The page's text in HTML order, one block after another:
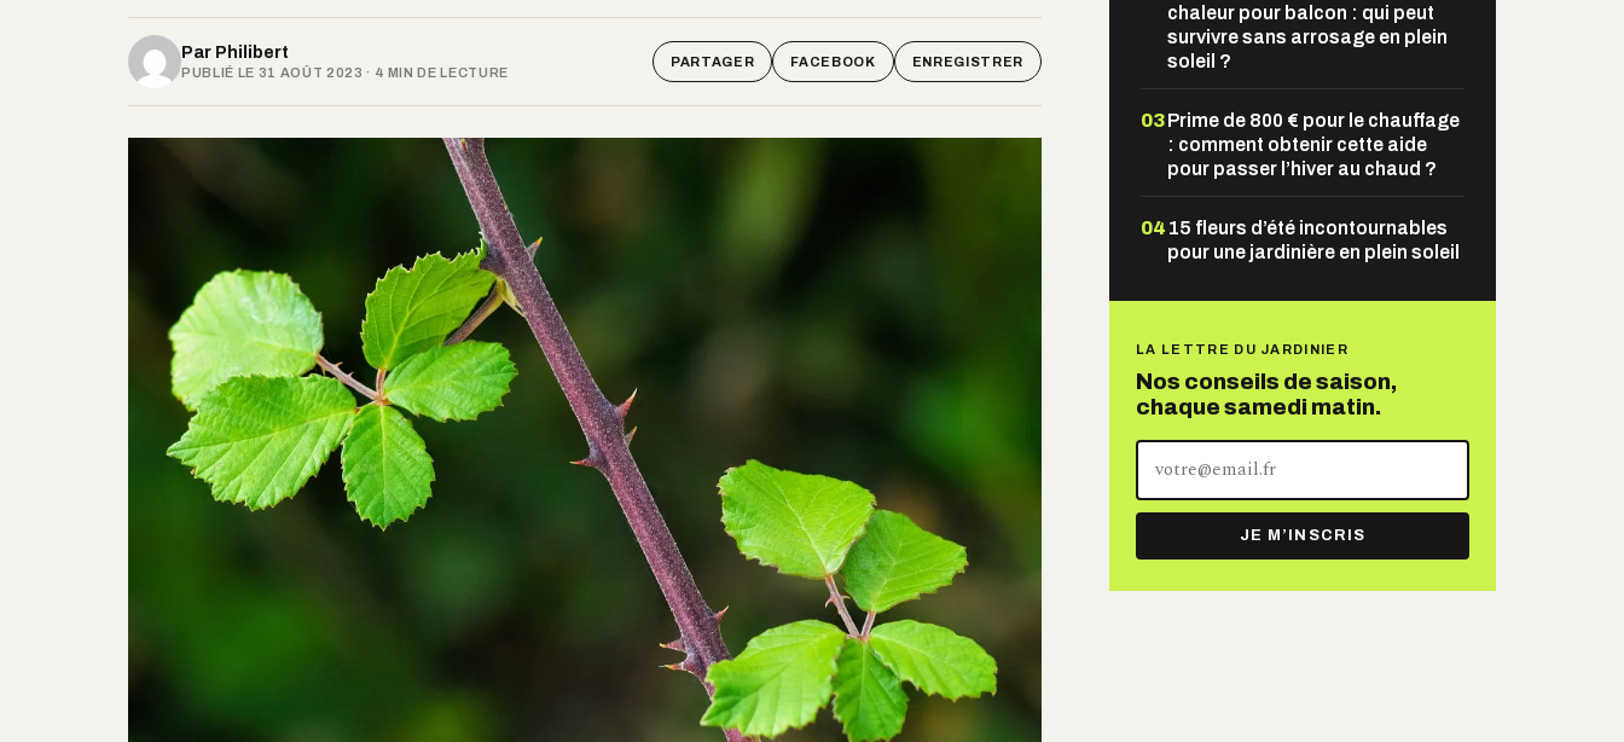
Par Philibert
PUBLIÉ LE 31 AOÛT 2023 · 4 MIN DE LECTURE
PARTAGER FACEBOOK ENREGISTRER
chaleur pour balcon : qui peut
survivre sans arrosage en plein
soleil ?
03Prime de 800 € pour le chauffage
: comment obtenir cette aide
pour passer l’hiver au chaud ?
04 15 fleurs d’été incontournables
pour une jardinière en plein soleil
LA LETTRE DU JARDINIER
Nos conseils de saison,
chaque samedi matin.
adresse
mail
JE M’INSCRIS